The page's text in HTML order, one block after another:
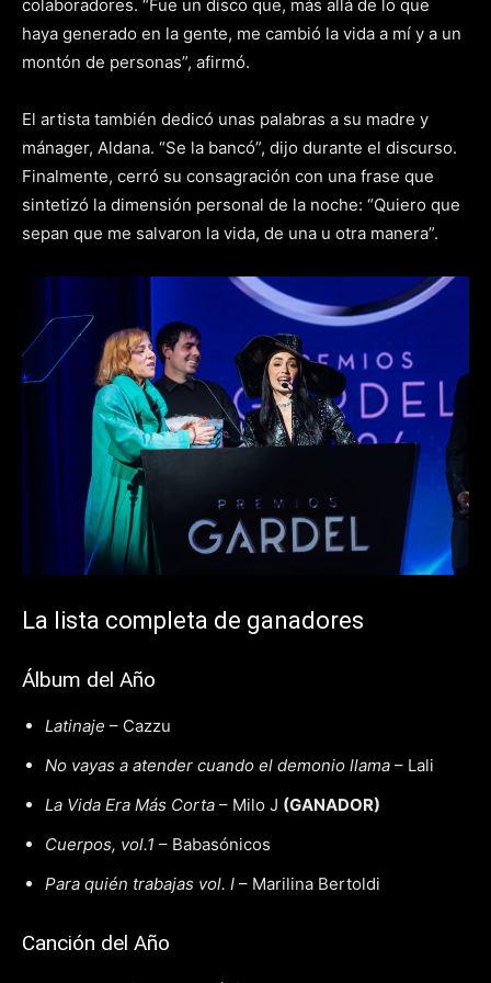
colaboradores. “Fue un disco que, más allá de lo que
haya generado en la gente, me cambió la vida a mí y a un
montón de personas”, afirmó.
El artista también dedicó unas palabras a su madre y
mánager, Aldana. “Se la bancó”, dijo durante el discurso.
Finalmente, cerró su consagración con una frase que
sintetizó la dimensión personal de la noche: “Quiero que
sepan que me salvaron la vida, de una u otra manera”.
La lista completa de ganadores
Álbum del Año
Latinaje – Cazzu
No vayas a atender cuando el demonio llama – Lali
La Vida Era Más Corta – Milo J (GANADOR)
Cuerpos, vol.1 – Babasónicos
Para quién trabajas vol. I – Marilina Bertoldi
Canción del Año